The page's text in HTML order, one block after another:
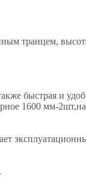
транцем,
быстрая и
1600 мм-